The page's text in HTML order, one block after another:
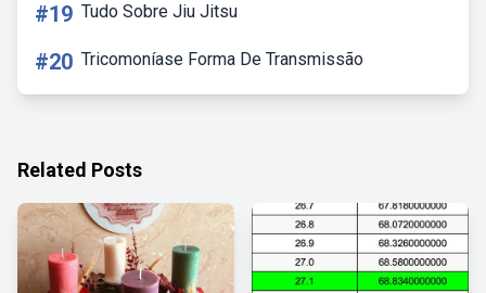
#19 Tudo Sobre Jiu Jitsu
#20 Tricomoníase Forma De Transmissão
Related Posts